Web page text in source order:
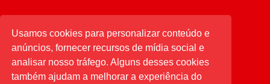
CATEGORIAS
CATEGORIAS
Usamos cookies para personalizar conteúdo e
anúncios, fornecer recursos de mídia social e
analisar nosso tráfego. Alguns desses cookies
também ajudam a melhorar a experiência do